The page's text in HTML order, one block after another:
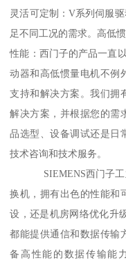
灵活可定制：V系列伺服
足不同工况的需求。高低
性能：西门子的产品一直
动器和高低惯量电机不例
支持和解决方案。我们拥
解决方案，并根据您的需
品选型、设备调试还是日
技术咨询和技术服务。
SIEMENS西门子工业
换机，拥有出色的性能和
设，还是机房网络优化升
都能提供通信和数据传输
备高性能的数据传输能